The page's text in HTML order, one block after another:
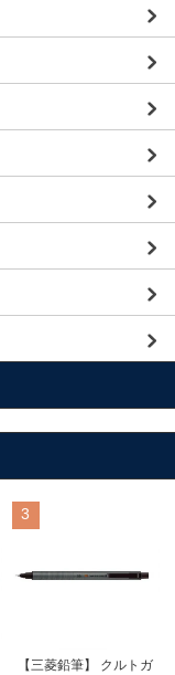
3
【三菱鉛筆】 クルトガ